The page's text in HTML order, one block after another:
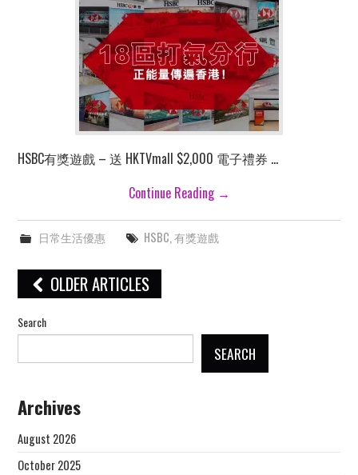
HSBC有獎遊戲 – 送 HKTVmall $2,000 電子禮券 …
Continue Reading →
日常生活優惠 HSBC 有獎遊戲
Post
navigation
OLDER ARTICLES
Search
SEARCH
Archives
August 2026
October 2025